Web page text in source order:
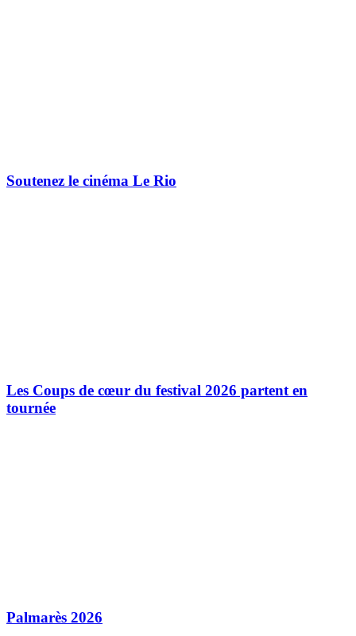
Soutenez le cinéma Le Rio
Les Coups de cœur du festival 2026 partent en
tournée
Palmarès 2026